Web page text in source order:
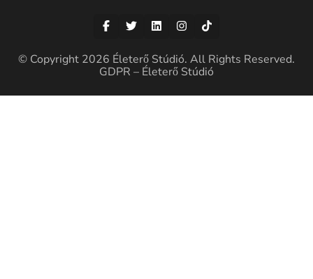
© Copyright 2026 Életerő Stúdió. All Rights Reserved.
GDPR – Életerő Stúdió